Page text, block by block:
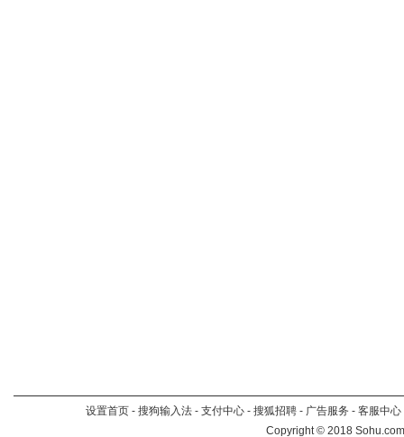
设置首页 - 搜狗输入法 - 支付中心 - 搜狐招聘 - 广告服务 - 客服中心
Copyright©2018